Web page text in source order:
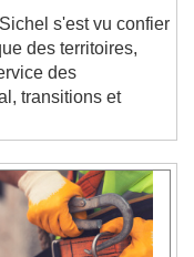
s'est vu confier
des territoires,
des
transitions et